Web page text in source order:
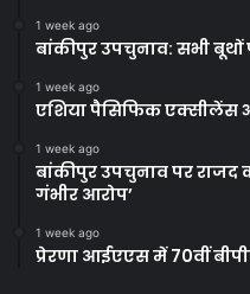
1 week ago
बांकीपुर उपचुनाव: सभी बूथों
1 week ago
एशिया पैसिफिक एक्सीलेंस
1 week ago
बांकीपुर उपचुनाव पर
गंभीर आरोप’
1 week ago
प्रेरणा आईएएस में 70वीं